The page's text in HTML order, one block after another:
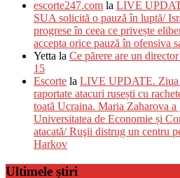
escorte247.com la LIVE
SUA solicită o pauză în luptă/
progrese în ceea ce privește
accepta orice pauză în ofensiva
Yetta la Ce părere are un
15
Escorte la LIVE UPDATE. Ziua
raportate atacuri rusești cu
toată Ucraina. Maria Zaharova a
Universitatea de Economie și
atacată/ Ruşii distrug un centru
Harkov
Ultimele știri